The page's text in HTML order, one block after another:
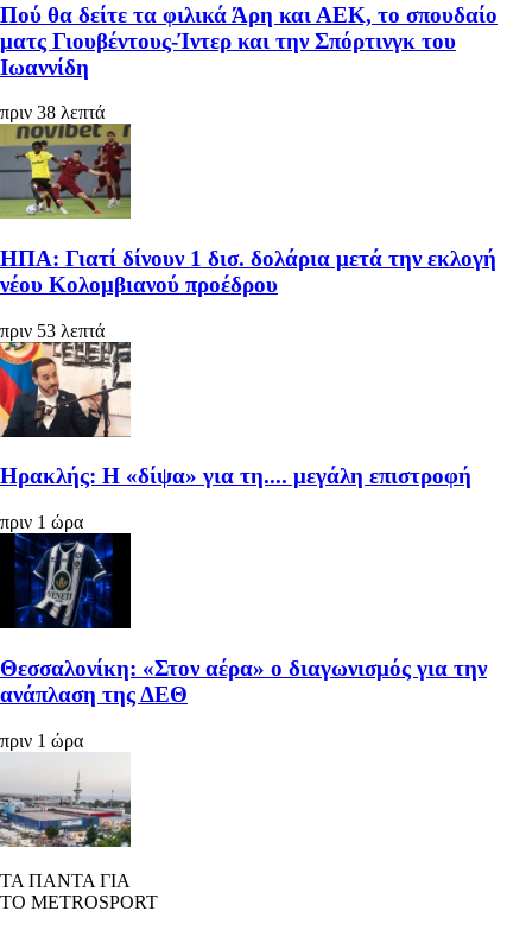
Πού θα δείτε τα φιλικά Άρη και ΑΕΚ, το σπουδαίο
ματς Γιουβέντους-Ίντερ και την Σπόρτινγκ του
Ιωαννίδη
πριν 38 λεπτά
ΗΠΑ: Γιατί δίνουν 1 δισ. δολάρια μετά την εκλογή
νέου Κολομβιανού προέδρου
πριν 53 λεπτά
Ηρακλής: Η «δίψα» για τη.... μεγάλη επιστροφή
πριν 1 ώρα
Θεσσαλονίκη: «Στον αέρα» ο διαγωνισμός για την
ανάπλαση της ΔΕΘ
πριν 1 ώρα
ΤΑ ΠΑΝΤΑ ΓΙΑ
ΤΟ METROSPORT